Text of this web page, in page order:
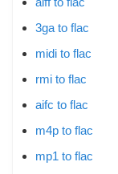
3ga to flac
midi to flac
rmi to flac
aifc to flac
m4p to flac
mp1 to flac